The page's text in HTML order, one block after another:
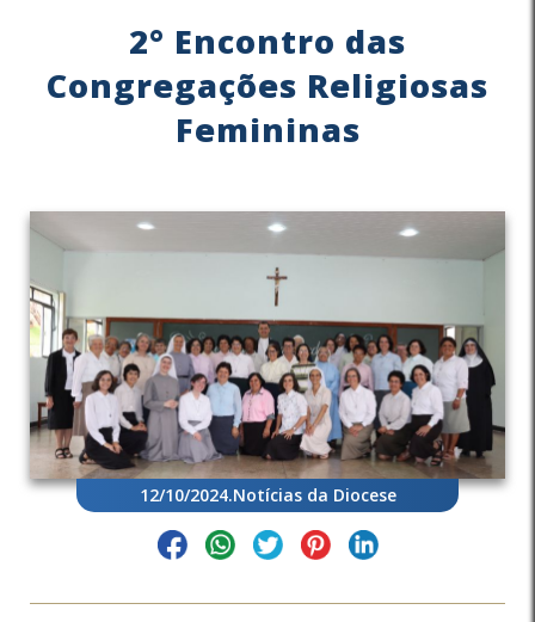
2° Encontro das
Congregações Religiosas
Femininas
12/10/2024.Notícias da Diocese